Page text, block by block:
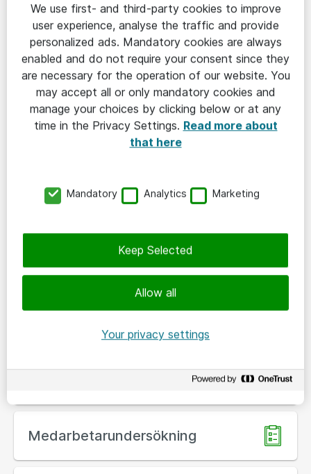
leva i ett av världens finaste länder. Genom
att skapa en it-infrastruktur i världsklass är
Atea med och lägger grunden till ett smartare
och mer innovativt Sverige.
Läs mer om Atea
För dig som student
Medarbetarundersökning
We use first- and third-party cookies to improve
user experience, analyse the traffic and provide
personalized ads. Mandatory cookies are always
enabled and do not require your consent since they
are necessary for the operation of our website. You
may accept all or only mandatory cookies and
manage your choices by clicking below or at any
time in the Privacy Settings. Read more about
that here
Mandatory Analytics Marketing
Allow all
Keep Selected
Your privacy settings